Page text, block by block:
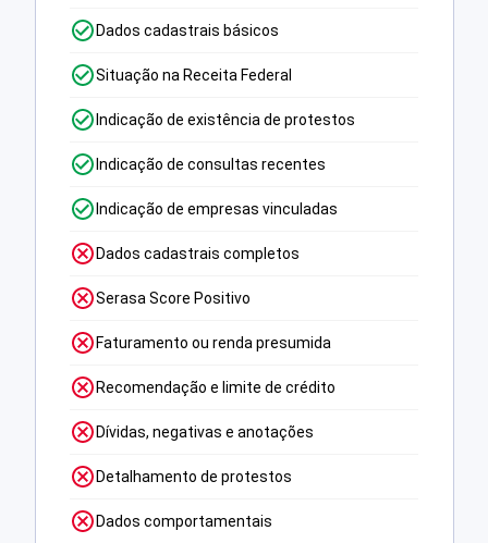
Dados cadastrais básicos
Situação na Receita Federal
Indicação de existência de protestos
Indicação de consultas recentes
Indicação de empresas vinculadas
Dados cadastrais completos
Serasa Score Positivo
Faturamento ou renda presumida
Recomendação e limite de crédito
Dívidas, negativas e anotações
Detalhamento de protestos
Dados comportamentais